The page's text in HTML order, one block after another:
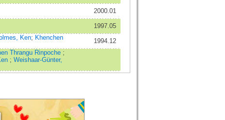
2000.01
1997.05
Ken; Khenchen
1994.12
Thrangu Rinpoche ;
; Weishaar-Günter,